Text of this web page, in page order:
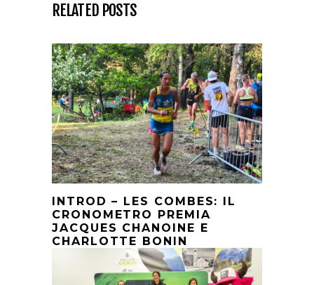
RELATED POSTS
INTROD – LES COMBES: IL
CRONOMETRO PREMIA
JACQUES CHANOINE E
CHARLOTTE BONIN